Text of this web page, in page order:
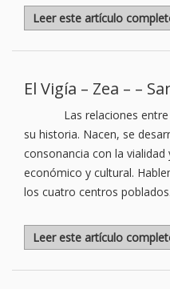
Leer este artículo
El Vigía – Zea – –
Las relaciones
su historia. Nacen, se
consonancia con la
económico y cultural.
los cuatro centros poblados.
Leer este artículo